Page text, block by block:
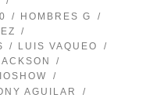
HOMBRES G
LUIS VAQUEO
AGUILAR